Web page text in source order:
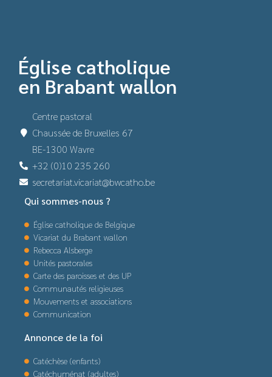
Église catholique
en Brabant wallon
Centre pastoral
Chaussée de Bruxelles 67
BE-1300 Wavre
+32 (0)10 235 260
secretariat.vicariat@bwcatho.be
Qui sommes-nous ?
Église catholique de Belgique
Vicariat du Brabant wallon
Rebecca Alsberge
Unités pastorales
Carte des paroisses et des UP
Communautés religieuses
Mouvements et associations
Communication
Annonce de la foi
Catéchèse (enfants)
Catéchuménat (adultes)